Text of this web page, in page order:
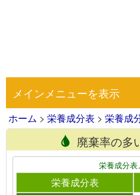
メインメニューを表示
ホーム > 栄養成分表 > 栄養成
廃棄率の
栄養成分表
栄養成分表